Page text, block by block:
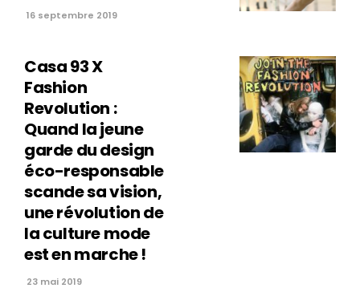
16 septembre 2019
Casa 93 X
Fashion
Revolution :
Quand la jeune
garde du design
éco-responsable
scande sa vision,
une révolution de
la culture mode
est en marche !
23 mai 2019